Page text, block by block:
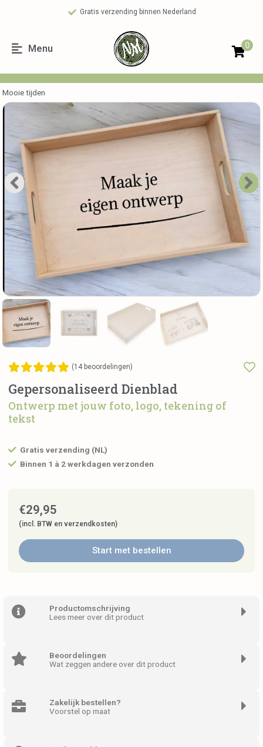
Gratis verzending binnen Nederland
Menu 0
Mooie tijden
(14 beoordelingen)
Gepersonaliseerd Dienblad
Ontwerp met jouw foto, logo, tekening of
tekst
Gratis verzending (NL)
Binnen 1 à 2 werkdagen verzonden
€29,95
(incl. BTW en verzendkosten)
Start met bestellen
Productomschrijving
Lees meer over dit product
Beoordelingen
Wat zeggen andere over dit product
Zakelijk bestellen?
Voorstel op maat